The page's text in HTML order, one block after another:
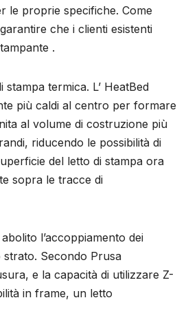
le proprie specifiche. Come
che i clienti esistenti
.
termica. L’ HeatBed
più caldi al centro per formare
al volume di costruzione più
riducendo le possibilità di
del letto di stampa ora
sopra le tracce di
l’accoppiamento dei
Secondo Prusa
e la capacità di utilizzare Z-
in frame, un letto